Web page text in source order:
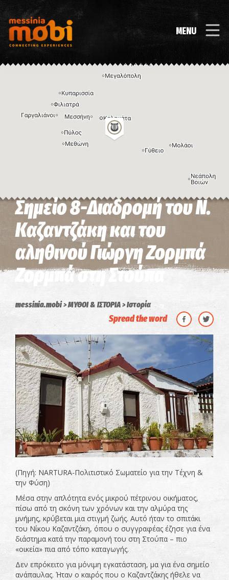
MENU
Η εικόνα ενδέχεται να υπόκειται σε πνευματικά δικαιώματα
Σημείο 8-Διαδρομή του Ν.
Καζαντζάκη και του
αληθινού Γιώργη Ζορμπά
Ζορμπά στη Στούπα
messinia.mobi ΜΥΘΟΙ & ΙΣΤΟΡΙΑ Ιστορία
Spread the word
(Πηγή: NARTURA-Πολιτιστικό Σωματείο για την Τέχνη &
την Φύση)
Μέσα στην απλότητα ενός μικρού πέτρινου οικήματος,
πίσω από τη σκόνη των χρόνων και την αλμύρα της
μνήμης, κρύβεται μια στιγμή ζωής. Αυτό ήταν το σπιτάκι
του Νίκου Καζαντζάκη, όπου ο συγγραφέας έζησε για ένα
διάστημα κατά την παραμονή του στη Στούπα – πιο
«οικεία» πια από τόπο καταγωγής.
Δεν επρόκειτο για μόνιμη εγκατάσταση, μα για ένα σημείο
ανάπαυλας. Ήταν ο καιρός που ο Καζαντζάκης ήθελε να